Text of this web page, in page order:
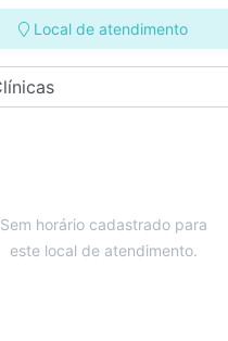
Local de atendimento
Sem horário cadastrado para
este local de atendimento.